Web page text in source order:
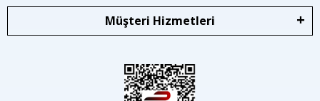
Müşteri Hizmetleri